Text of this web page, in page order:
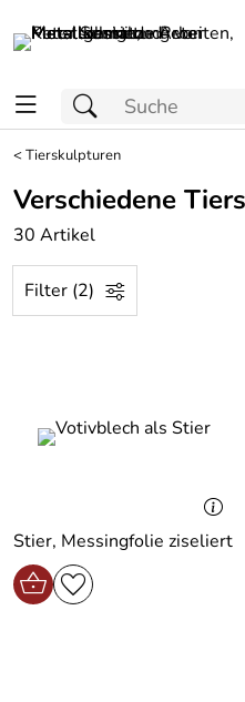
<Tierskulpturen
Verschiedene
30 Artikel
Filter (2)
Stier, Messingfolie ziseliert